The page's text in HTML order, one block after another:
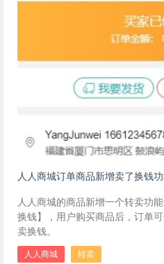
人人商城订单商品新增卖了换钱
人人商城的商品新增一个转卖功
换钱】，用户购买商品后，订单
卖换钱。
人人商城 转卖